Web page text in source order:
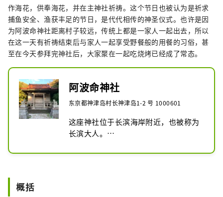
作海花，供奉海花，并在主神社祈祷。这个节日也被认为是祈求
捕鱼安全、渔获丰足的节日，是代代相传的神圣仪式。也许是因
为阿波命神社距离村子较远，传统上都是一家人一起出去，所以
在这一天有祈祷结束后与家人一起享受野餐般的用餐的习俗，甚
至在今天参拜完神社后，大家聚在一起吃烧烤已经成了常态。
阿波命神社
东京都神津岛村长神津岛1-2 号 1000601
这座神社位于长滨海岸附近，也被称为
长滨大人。
水冲刷过的碎石放在上面，然后将其供
概括